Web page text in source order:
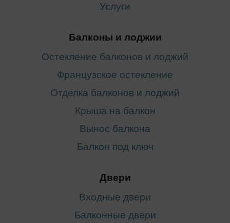
Услуги
Балконы и лоджии
Остекление балконов и лоджий
Французское остекление
Отделка балконов и лоджий
Крыша на балкон
Вынос балкона
Балкон под ключ
Двери
Входные двери
Балконные двери